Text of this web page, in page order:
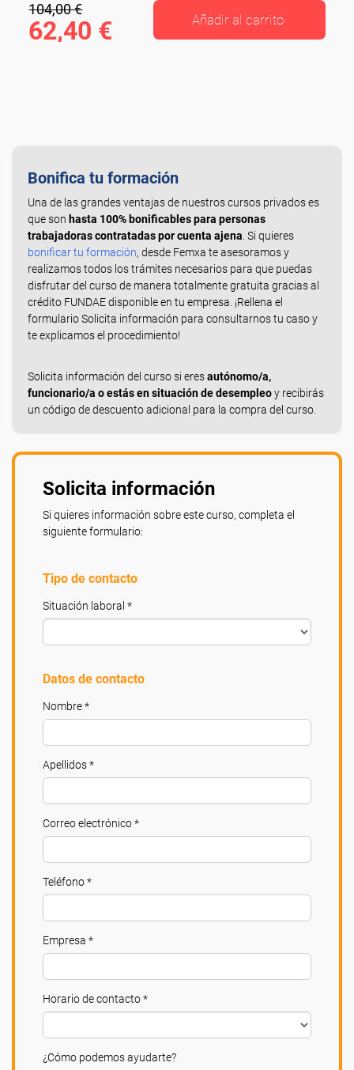
104,00 €
62,40 € Añadir al carrito
Bonifica tu formación
Una de las grandes ventajas de nuestros cursos privados es
que son hasta 100% bonificables para personas
trabajadoras contratadas por cuenta ajena . Si quieres
bonificar tu formación, desde Femxa te asesoramos y
realizamos todos los trámites necesarios para que puedas
disfrutar del curso de manera totalmente gratuita gracias al
crédito FUNDAE disponible en tu empresa. ¡Rellena el
formulario Solicita información para consultarnos tu caso y
te explicamos el procedimiento!
Solicita información del curso si eresautónomo/a,
funcionario/a o estás en situación de desempleoy recibirás
un código de descuento adicional para la compra del curso.
Solicita información
Si quieres información sobre este curso, completa el
siguiente formulario:
Tipo de contacto
Situación laboral *
Datos de contacto
Nombre *
Apellidos *
Correo electrónico *
Teléfono *
Empresa *
Horario de contacto *
¿Cómo podemos ayudarte?